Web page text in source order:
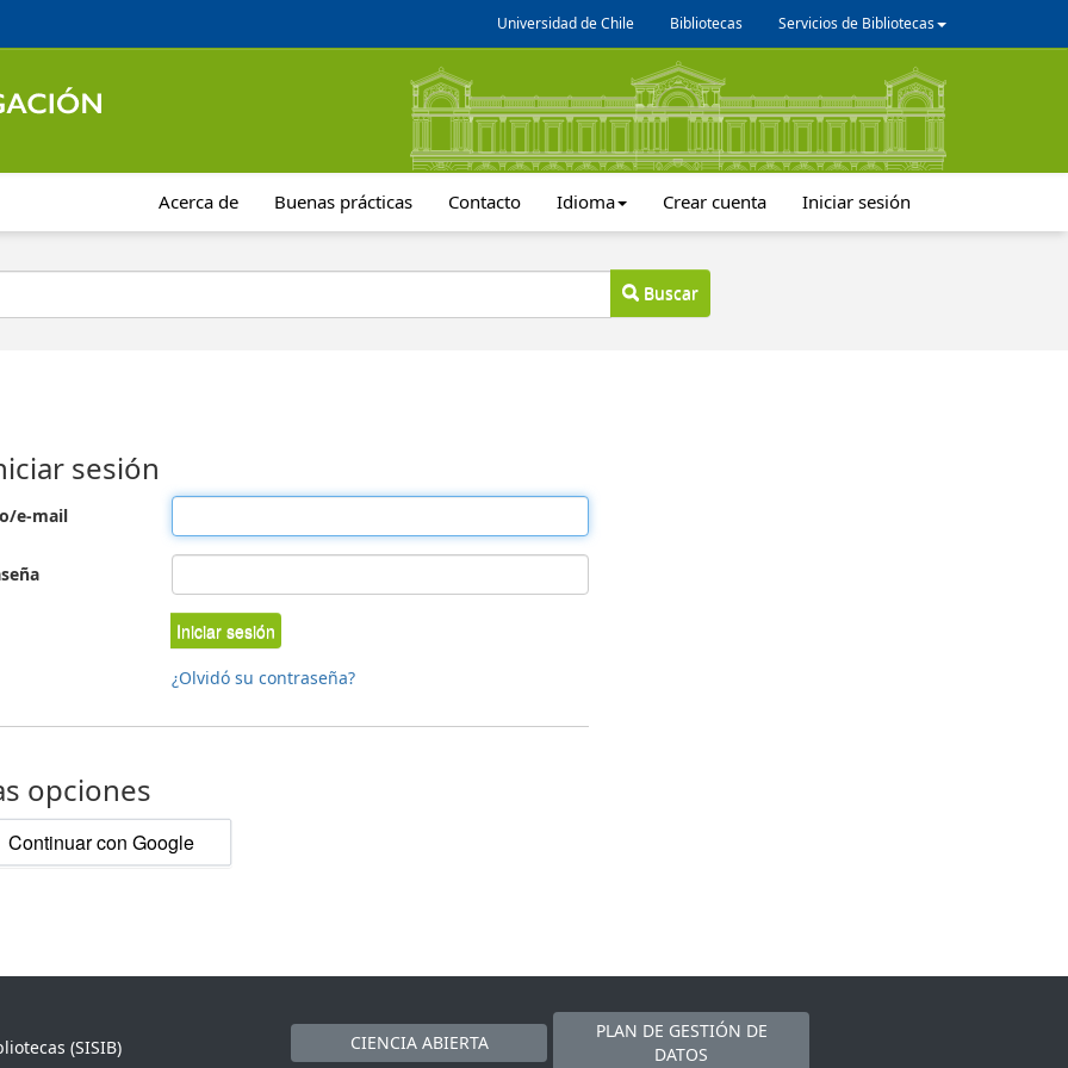
Universidad de Chile Bibliotecas Servicios de Bibliotecas
Acerca de Buenas prácticas Contacto Idioma Crear cuenta Iniciar sesión
Buscar
sesión
e-mail
Iniciar sesión
¿Olvidó su contraseña?
opciones
Continuar con Google
(SISIB)
CIENCIA ABIERTA
PLAN DE GESTIÓN DE
DATOS